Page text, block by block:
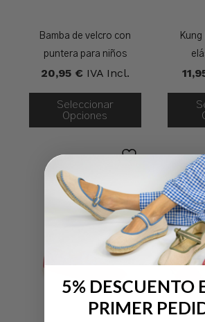
Bamba de velcro con
puntera para niños
20,95 € IVA Incl.
Seleccionar
Opciones
5% DESCUENTO
PRIMER